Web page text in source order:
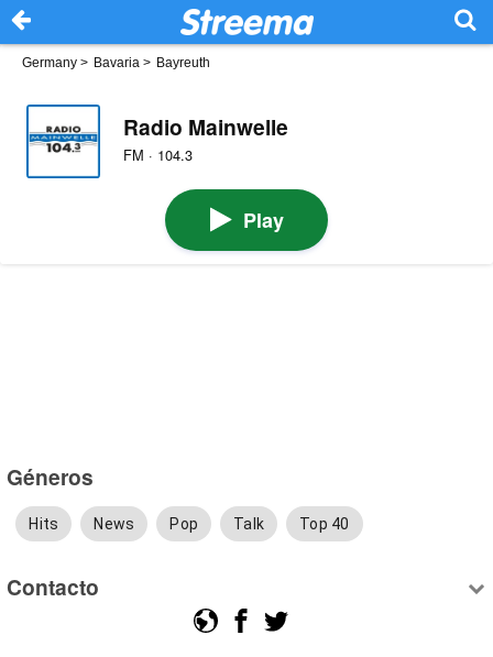
Germany > Bavaria > Bayreuth
Radio Mainwelle
FM · 104.3
Play
Géneros
Hits News Pop Talk Top 40
Contacto